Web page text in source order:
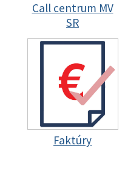
Call centrum MV
SR
Faktúry